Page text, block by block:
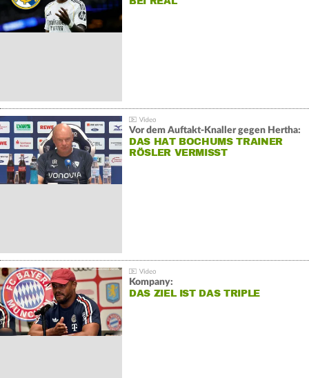
Vor dem Auftakt-Knaller gegen Hertha:
DAS HAT BOCHUMS TRAINER
RÖSLER VERMISST
Kompany:
DAS ZIEL IST DAS TRIPLE